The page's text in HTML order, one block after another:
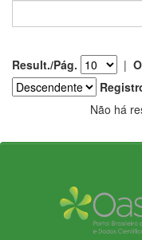
Result./Pág. |
Não há